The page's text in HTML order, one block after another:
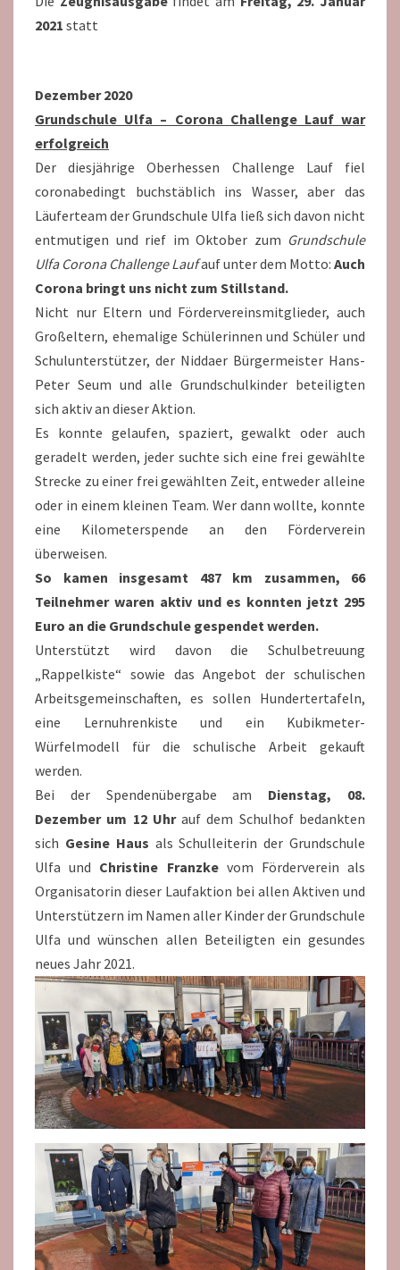
2021 statt
Dezember 2020
Grundschule Ulfa – Corona Challenge Lauf war
erfolgreich
Der diesjährige Oberhessen Challenge Lauf fiel
coronabedingt buchstäblich ins Wasser, aber das
Läuferteam der Grundschule Ulfa ließ sich davon nicht
entmutigen und rief im Oktober zum Grundschule
Ulfa Corona Challenge Laufauf unter dem Motto: Auch
Corona bringt uns nicht zum Stillstand.
Nicht nur Eltern und Fördervereinsmitglieder, auch
Großeltern, ehemalige Schülerinnen und Schüler und
Schulunterstützer, der Niddaer Bürgermeister Hans-
Peter Seum und alle Grundschulkinder beteiligten
sich aktiv an dieser Aktion.
Es konnte gelaufen, spaziert, gewalkt oder auch
geradelt werden, jeder suchte sich eine frei gewählte
Strecke zu einer frei gewählten Zeit, entweder alleine
oder in einem kleinen Team. Wer dann wollte, konnte
eine Kilometerspende an den Förderverein
überweisen.
So kamen insgesamt 487 km zusammen, 66
Teilnehmer waren aktiv und es konnten jetzt 295
Euro an die Grundschule gespendet werden.
Unterstützt wird davon die Schulbetreuung
„Rappelkiste“ sowie das Angebot der schulischen
Arbeitsgemeinschaften, es sollen Hundertertafeln,
eine Lernuhrenkiste und ein Kubikmeter-
Würfelmodell für die schulische Arbeit gekauft
werden.
Bei der Spendenübergabe am Dienstag, 08.
Dezember um 12 Uhrauf dem Schulhof bedankten
sich Gesine Haus als Schulleiterin der Grundschule
Ulfa und Christine Franzkevom Förderverein als
Organisatorin dieser Laufaktion bei allen Aktiven und
Unterstützern im Namen aller Kinder der Grundschule
Ulfa und wünschen allen Beteiligten ein gesundes
neues Jahr 2021.